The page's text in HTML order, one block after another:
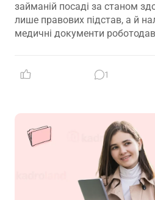
займаній посаді за станом
лише правових підстав, а й
медичні документи
1